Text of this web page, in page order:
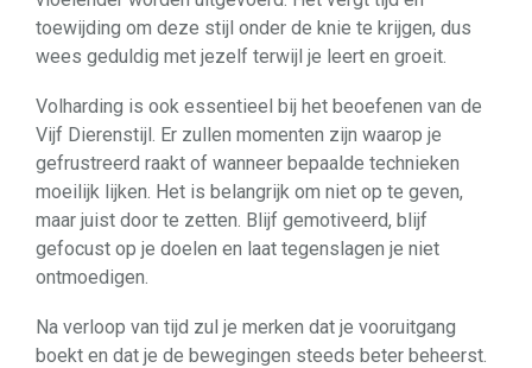
toewijding om deze stijl onder de knie te krijgen, dus
wees geduldig met jezelf terwijl je leert en groeit.
Volharding is ook essentieel bij het beoefenen van de
Vijf Dierenstijl. Er zullen momenten zijn waarop je
gefrustreerd raakt of wanneer bepaalde technieken
moeilijk lijken. Het is belangrijk om niet op te geven,
maar juist door te zetten. Blijf gemotiveerd, blijf
gefocust op je doelen en laat tegenslagen je niet
ontmoedigen.
Na verloop van tijd zul je merken dat je vooruitgang
boekt en dat je de bewegingen steeds beter beheerst.